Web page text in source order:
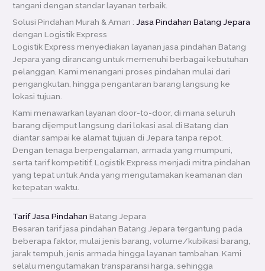
tangani dengan standar layanan terbaik.
Solusi Pindahan Murah & Aman : Jasa Pindahan Batang Jepara
dengan Logistik Express
Logistik Express menyediakan layanan jasa pindahan Batang
Jepara yang dirancang untuk memenuhi berbagai kebutuhan
pelanggan. Kami menangani proses pindahan mulai dari
pengangkutan, hingga pengantaran barang langsung ke
lokasi tujuan.
Kami menawarkan layanan door-to-door, di mana seluruh
barang dijemput langsung dari lokasi asal di Batang dan
diantar sampai ke alamat tujuan di Jepara tanpa repot.
Dengan tenaga berpengalaman, armada yang mumpuni,
serta tarif kompetitif, Logistik Express menjadi mitra pindahan
yang tepat untuk Anda yang mengutamakan keamanan dan
ketepatan waktu.
Tarif Jasa Pindahan Batang Jepara
Besaran tarif jasa pindahan Batang Jepara tergantung pada
beberapa faktor, mulai jenis barang, volume/kubikasi barang,
jarak tempuh, jenis armada hingga layanan tambahan. Kami
selalu mengutamakan transparansi harga, sehingga